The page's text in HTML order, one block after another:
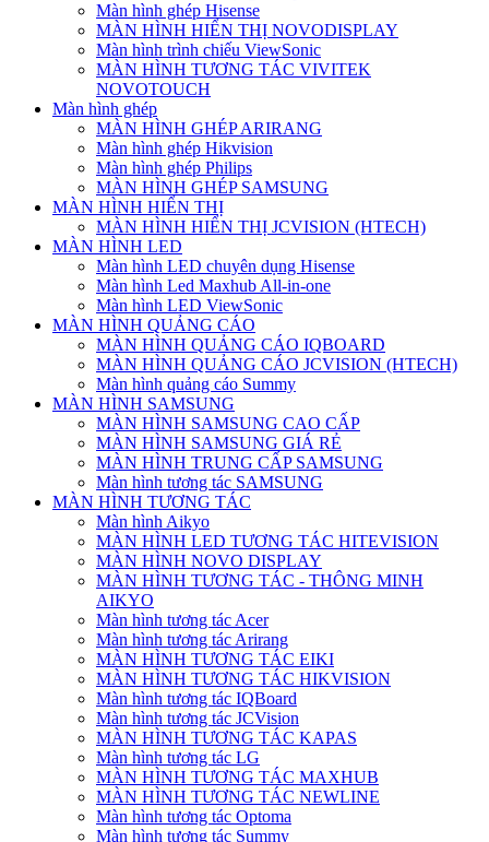
Màn hình ghép Hisense
MÀN HÌNH HIỂN THỊ NOVODISPLAY
Màn hình trình chiếu ViewSonic
MÀN HÌNH TƯƠNG TÁC VIVITEK
NOVOTOUCH
Màn hình ghép
MÀN HÌNH GHÉP ARIRANG
Màn hình ghép Hikvision
Màn hình ghép Philips
MÀN HÌNH GHÉP SAMSUNG
MÀN HÌNH HIỂN THỊ
MÀN HÌNH HIỂN THỊ JCVISION (HTECH)
MÀN HÌNH LED
Màn hình LED chuyên dụng Hisense
Màn hình Led Maxhub All-in-one
Màn hình LED ViewSonic
MÀN HÌNH QUẢNG CÁO
MÀN HÌNH QUẢNG CÁO IQBOARD
MÀN HÌNH QUẢNG CÁO JCVISION (HTECH)
Màn hình quảng cáo Summy
MÀN HÌNH SAMSUNG
MÀN HÌNH SAMSUNG CAO CẤP
MÀN HÌNH SAMSUNG GIÁ RẺ
MÀN HÌNH TRUNG CẤP SAMSUNG
Màn hình tương tác SAMSUNG
MÀN HÌNH TƯƠNG TÁC
Màn hình Aikyo
MÀN HÌNH LED TƯƠNG TÁC HITEVISION
MÀN HÌNH NOVO DISPLAY
MÀN HÌNH TƯƠNG TÁC - THÔNG MINH
AIKYO
Màn hình tương tác Acer
Màn hình tương tác Arirang
MÀN HÌNH TƯƠNG TÁC EIKI
MÀN HÌNH TƯƠNG TÁC HIKVISION
Màn hình tương tác IQBoard
Màn hình tương tác JCVision
MÀN HÌNH TƯƠNG TÁC KAPAS
Màn hình tương tác LG
MÀN HÌNH TƯƠNG TÁC MAXHUB
MÀN HÌNH TƯƠNG TÁC NEWLINE
Màn hình tương tác Optoma
Màn hình tương tác Summy